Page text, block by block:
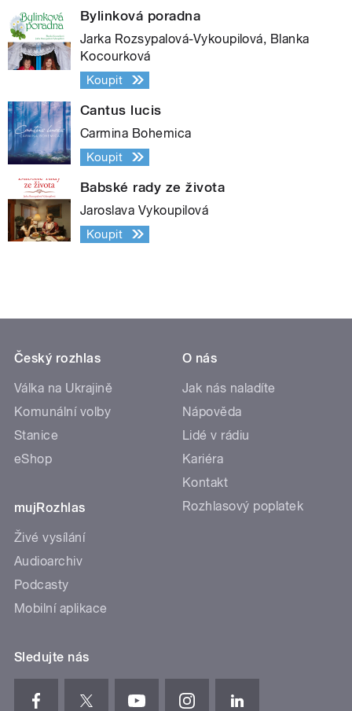
Bylinková poradna
Jarka Rozsypalová-Vykoupilová, Blanka
Kocourková
Koupit
Cantus lucis
Carmina Bohemica
Koupit
Babské rady ze života
Jaroslava Vykoupilová
Koupit
Český rozhlas
Válka na Ukrajině
Komunální volby
Stanice
eShop
mujRozhlas
Živé vysílání
Audioarchiv
Podcasty
Mobilní aplikace
O nás
Jak nás naladíte
Nápověda
Lidé v rádiu
Kariéra
Kontakt
Rozhlasový poplatek
Sledujte nás